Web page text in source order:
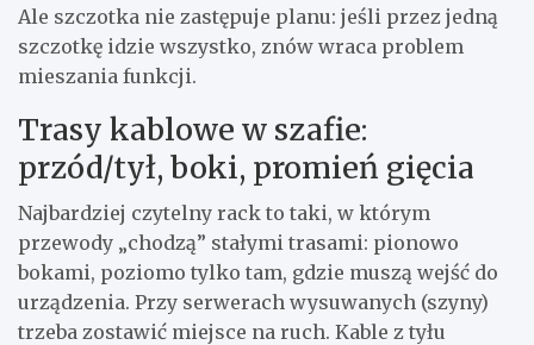
Ale szczotka nie zastępuje planu: jeśli przez jedną
szczotkę idzie wszystko, znów wraca problem
mieszania funkcji.
Trasy kablowe w szafie:
przód/tył, boki, promień gięcia
Najbardziej czytelny rack to taki, w którym
przewody „chodzą” stałymi trasami: pionowo
bokami, poziomo tylko tam, gdzie muszą wejść do
urządzenia. Przy serwerach wysuwanych (szyny)
trzeba zostawić miejsce na ruch. Kable z tyłu